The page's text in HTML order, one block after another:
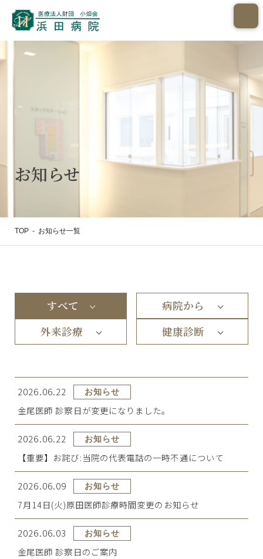
お知らせ
TOP - お知らせ一覧
すべて
病院から
外来診療
健康診断
2026.06.22 お知らせ
金尾医師 診察日が変更になりました。
2026.06.22 お知らせ
【重要】お詫び:当院の代表電話の一時不通について
2026.06.09 お知らせ
7月14日(火)原田医師診療時間変更のお知らせ
2026.06.03 お知らせ
金尾医師 診察日のご案内